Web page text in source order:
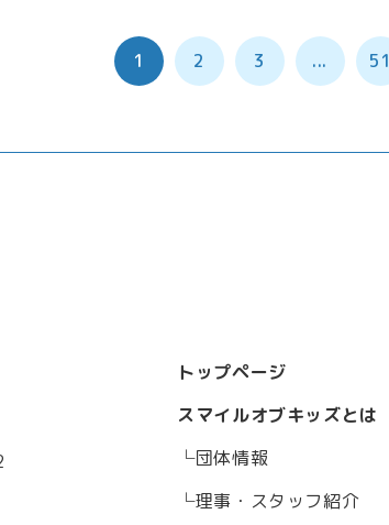
1 2 3 ... 51
トップページ
スマイルオブキッズとは
団体情報
理事・スタッフ紹介